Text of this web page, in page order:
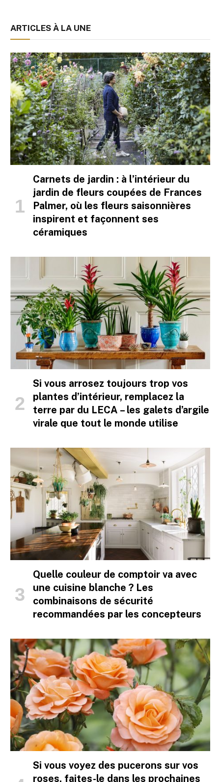
ARTICLES À LA UNE
Carnets de jardin : à l’intérieur du
jardin de fleurs coupées de Frances
Palmer, où les fleurs saisonnières
inspirent et façonnent ses
céramiques
Si vous arrosez toujours trop vos
plantes d’intérieur, remplacez la
terre par du LECA – les galets d’argile
virale que tout le monde utilise
Quelle couleur de comptoir va avec
une cuisine blanche ? Les
combinaisons de sécurité
recommandées par les concepteurs
Si vous voyez des pucerons sur vos
roses, faites-le dans les prochaines